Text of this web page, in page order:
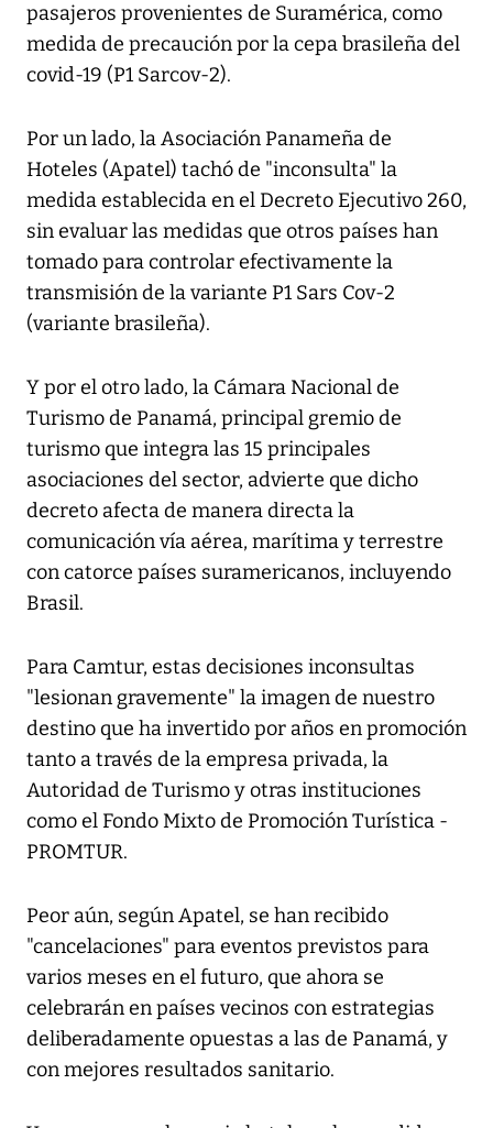
pasajeros provenientes de Suramérica, como
medida de precaución por la cepa brasileña del
covid-19 (P1 Sarcov-2).
Por un lado, la Asociación Panameña de
Hoteles (Apatel) tachó de "inconsulta" la
medida establecida en el Decreto Ejecutivo 260,
sin evaluar las medidas que otros países han
tomado para controlar efectivamente la
transmisión de la variante P1 Sars Cov-2
(variante brasileña).
Y por el otro lado, la Cámara Nacional de
Turismo de Panamá, principal gremio de
turismo que integra las 15 principales
asociaciones del sector, advierte que dicho
decreto afecta de manera directa la
comunicación vía aérea, marítima y terrestre
con catorce países suramericanos, incluyendo
Brasil.
Para Camtur, estas decisiones inconsultas
"lesionan gravemente" la imagen de nuestro
destino que ha invertido por años en promoción
tanto a través de la empresa privada, la
Autoridad de Turismo y otras instituciones
como el Fondo Mixto de Promoción Turística -
PROMTUR.
Peor aún, según Apatel, se han recibido
"cancelaciones" para eventos previstos para
varios meses en el futuro, que ahora se
celebrarán en países vecinos con estrategias
deliberadamente opuestas a las de Panamá, y
con mejores resultados sanitario.